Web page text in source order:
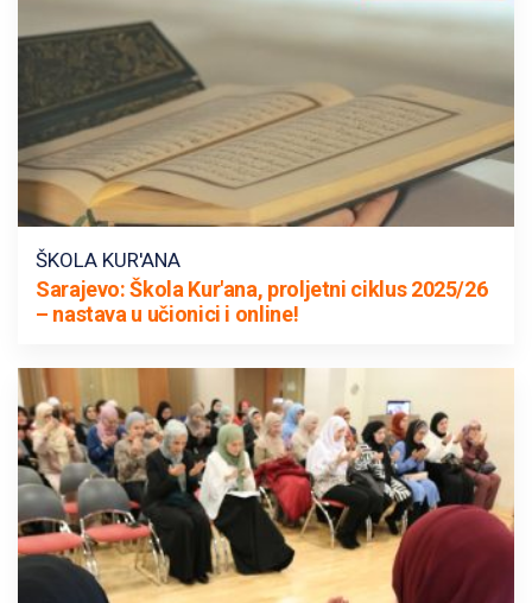
ŠKOLA KUR'ANA
Sarajevo: Škola Kur'ana, proljetni ciklus 2025/26
– nastava u učionici i online!